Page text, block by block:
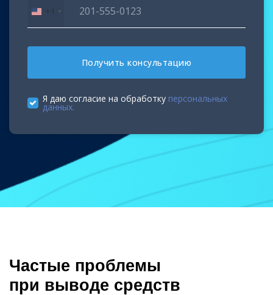
United
States
+1
Получить консультацию
Я даю согласие на обработку персональных
данных.
Частые проблемы
при выводе средств